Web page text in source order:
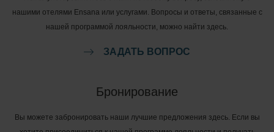
нашими отелями Ensana или услугами. Вопросы и ответы, связанные с
нашей программой лояльности, можно найти здесь.
ЗАДАТЬ ВОПРОС
Бронирование
Вы можете забронировать наши лучшие предложения здесь. Если вы